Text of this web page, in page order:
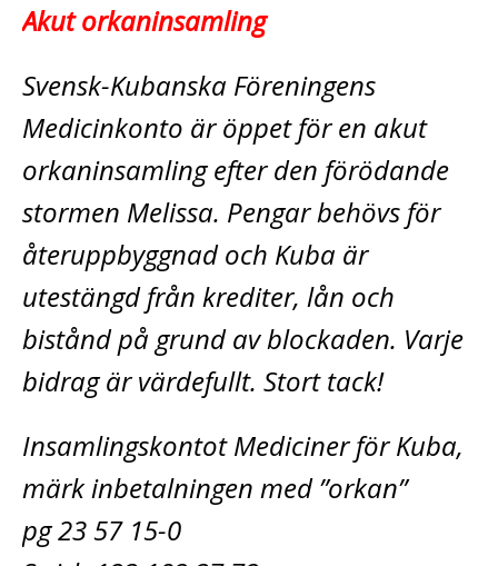
Akut orkaninsamling
Svensk-Kubanska Föreningens
Medicinkonto är öppet för en akut
orkaninsamling­ efter den förödande
stormen Melissa. Pengar behövs för
återuppbyggnad och Kuba är
utestängd från krediter, lån och
bistånd på grund av blockaden. Varje
bidrag är värdefullt. Stort tack!
Insamlingskontot Mediciner för Kuba,
märk inbetalningen med ”orkan”
pg 23 57 15-0